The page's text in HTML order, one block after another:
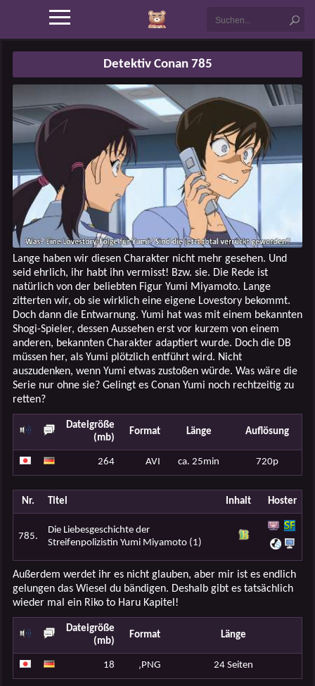
Detektiv Conan 785
Lange haben wir diesen Charakter nicht mehr gesehen. Und
seid ehrlich, ihr habt ihn vermisst! Bzw. sie. Die Rede ist
natürlich von der beliebten Figur Yumi Miyamoto. Lange
zitterten wir, ob sie wirklich eine eigene Lovestory bekommt.
Doch dann die Entwarnung. Yumi hat was mit einem bekannten
Shogi-Spieler, dessen Aussehen erst vor kurzem von einem
anderen, bekannten Charakter adaptiert wurde. Doch die DB
müssen her, als Yumi plötzlich entführt wird. Nicht
auszudenken, wenn Yumi etwas zustoßen würde. Was wäre die
Serie nur ohne sie? Gelingt es Conan Yumi noch rechtzeitig zu
retten?
Dateigröße
(mb)
Format Länge Auflösung
264 AVI ca. 25min 720p
Nr. Titel Inhalt Hoster
785.
Die Liebesgeschichte der
Streifenpolizistin Yumi Miyamoto (1)
Außerdem werdet ihr es nicht glauben, aber mir ist es endlich
gelungen das Wiesel du bändigen. Deshalb gibt es tatsächlich
wieder mal ein Riko to Haru Kapitel!
Dateigröße
(mb)
Format Länge
18 ‚PNG 24 Seiten